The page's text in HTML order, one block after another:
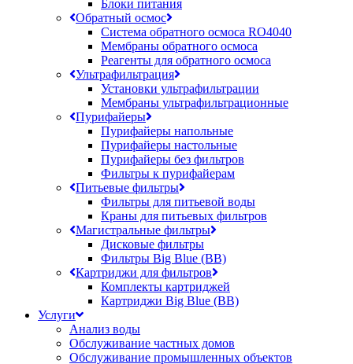
Блоки питания
Обратный осмос
Система обратного осмоса RO4040
Мембраны обратного осмоса
Реагенты для обратного осмоса
Ультрафильтрация
Установки ультрафильтрации
Мембраны ультрафильтрационные
Пурифайеры
Пурифайеры напольные
Пурифайеры настольные
Пурифайеры без фильтров
Фильтры к пурифайерам
Питьевые фильтры
Фильтры для питьевой воды
Краны для питьевых фильтров
Магистральные фильтры
Дисковые фильтры
Фильтры Big Blue (BB)
Картриджи для фильтров
Комплекты картриджей
Картриджи Big Blue (BB)
Услуги
Анализ воды
Обслуживание частных домов
Обслуживание промышленных объектов